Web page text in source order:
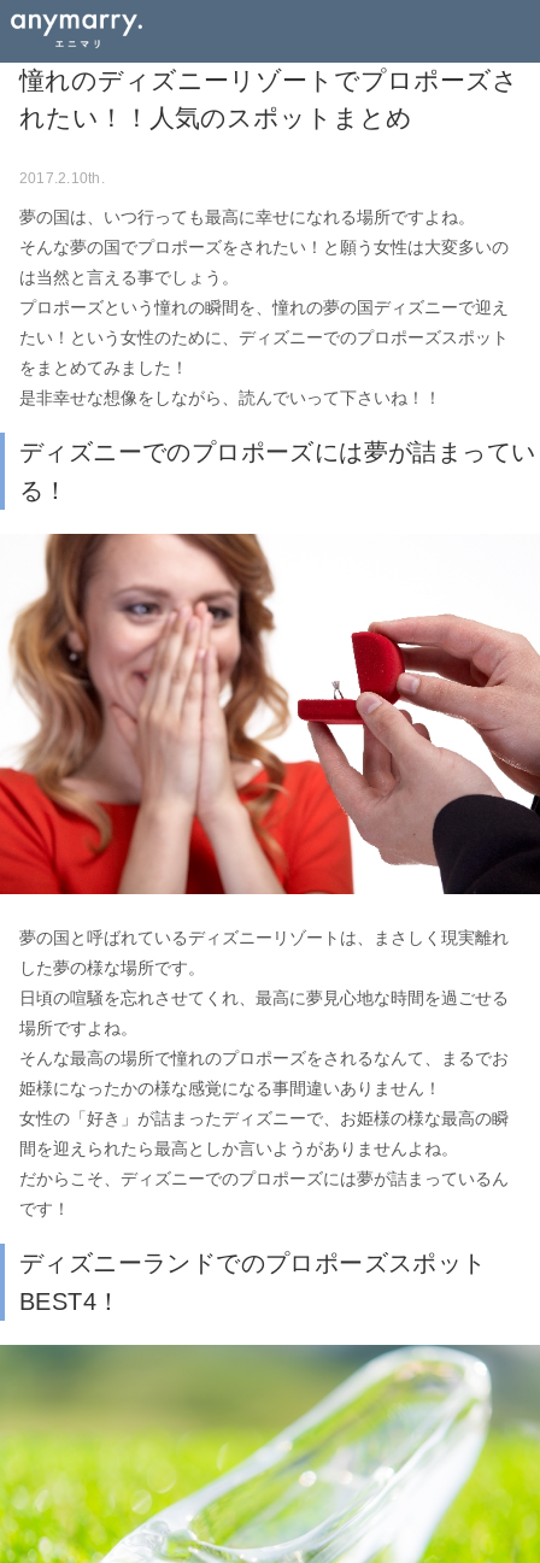
憧れのディズニーリゾートでプロポーズさ
れたい！！人気のスポットまとめ
2017.2.10th.
夢の国は、いつ行っても最高に幸せになれる場所ですよね。
そんな夢の国でプロポーズをされたい！と願う女性は大変多いの
は当然と言える事でしょう。
プロポーズという憧れの瞬間を、憧れの夢の国ディズニーで迎え
たい！という女性のために、ディズニーでのプロポーズスポット
をまとめてみました！
是非幸せな想像をしながら、読んでいって下さいね！！
ディズニーでのプロポーズには夢が詰まってい
る！
夢の国と呼ばれているディズニーリゾートは、まさしく現実離れ
した夢の様な場所です。
日頃の喧騒を忘れさせてくれ、最高に夢見心地な時間を過ごせる
場所ですよね。
そんな最高の場所で憧れのプロポーズをされるなんて、まるでお
姫様になったかの様な感覚になる事間違いありません！
女性の「好き」が詰まったディズニーで、お姫様の様な最高の瞬
間を迎えられたら最高としか言いようがありませんよね。
だからこそ、ディズニーでのプロポーズには夢が詰まっているん
です！
ディズニーランドでのプロポーズスポット
BEST4！